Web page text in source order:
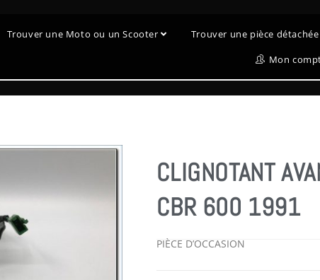
Trouver une Moto ou un Scooter
Trouver une pièce
Mon
CLIGNOTANT
CBR 600 1991
PIÈCE D’OCCASION